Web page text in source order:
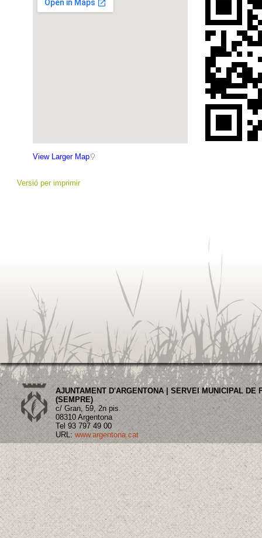
View Larger Map
Versió per imprimir
AJUNTAMENT D'ARGENTONA | SERVEI MUNICIPAL DE
(SEMPRE)
c/ Gran, 59, 2n pis
08310 Argentona
Tel 93 797 49 00
URL: www.argentona.cat